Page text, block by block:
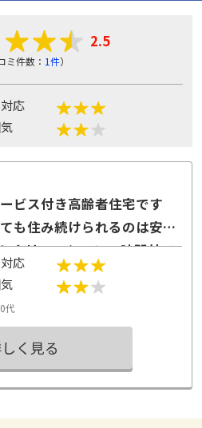
2.5
ミ件数： 1件）
応
ビス付き高齢者住宅です
も住み続けられるのは安心
クリエーションの時間外で
した。
応
代
く見る